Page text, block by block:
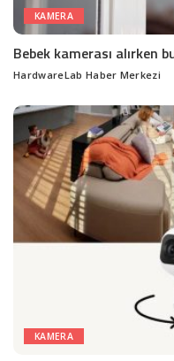
KAMERA
Bebek kamerası alırken
Posted
HardwareLab Haber Merkezi
KAMERA